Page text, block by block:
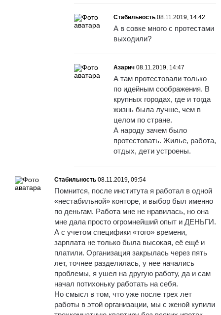
Стабильность 08.11.2019, 14:42
А в совке много с протестами
выходили?
Азарич 08.11.2019, 14:47
А там протестовали только
по идейным соображения. В
крупных городах, где и тогда
жизнь была лучше, чем в
целом по стране.
А народу зачем было
протестовать. Жилье, работа,
отдых, дети устроены.
Стабильность 08.11.2019, 09:54
Помнится, после института я работал в одной
«нестабильной» конторе, и выбор был именно
по деньгам. Работа мне не нравилась, но она
мне дала просто огромнейший опыт и ДЕНЬГИ.
А с учетом специфики «того» времени,
зарплата не только была высокая, её ещё и
платили. Организация закрылась через пять
лет, точнее разделилась, у нее начались
проблемы, я ушел на другую работу, да и сам
начал потихоньку работать на себя.
Но смысл в том, что уже после трех лет
работы в этой организации, мы с женой купили